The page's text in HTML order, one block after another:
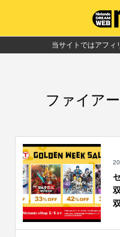
当サイトではアフィ
ファイア